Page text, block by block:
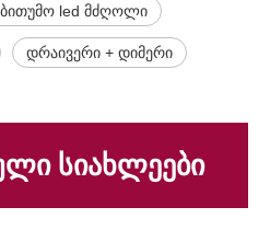
led მძღოლი
დრაივერი + დიმერი
სიახლეები